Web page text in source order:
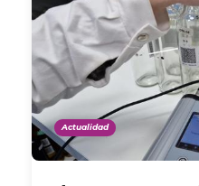
Actualidad